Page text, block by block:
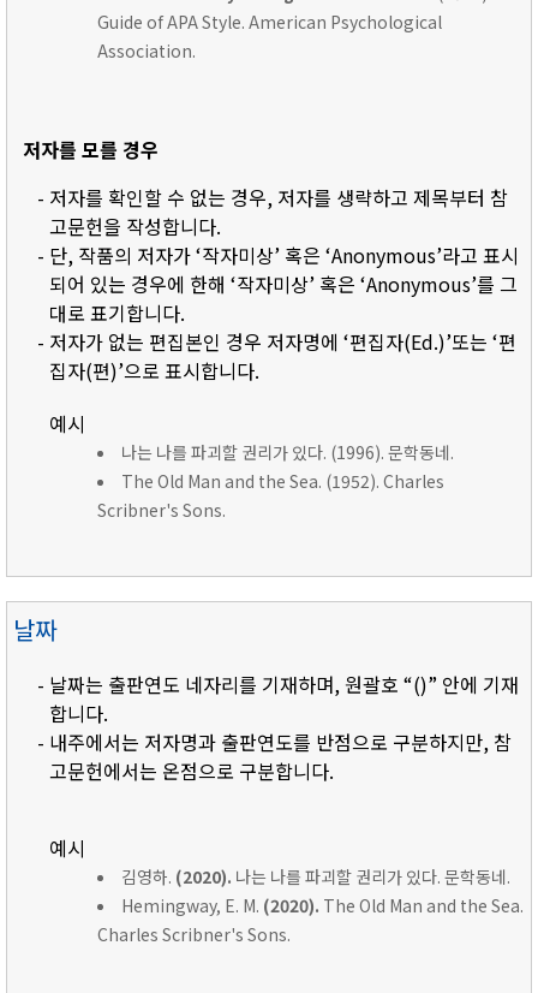
Guide of APA Style. American Psychological
Association.
저자를 모를 경우
- 저자를 확인할 수 없는 경우, 저자를 생략하고 제목부터 참
고문헌을 작성합니다.
- 단, 작품의 저자가 ‘작자미상’ 혹은 ‘Anonymous’라고 표시
되어 있는 경우에 한해 ‘작자미상’ 혹은 ‘Anonymous’를 그
대로 표기합니다.
- 저자가 없는 편집본인 경우 저자명에 ‘편집자(Ed.)’또는 ‘편
집자(편)’으로 표시합니다.
예시
나는 나를 파괴할 권리가 있다. (1996). 문학동네.
The Old Man and the Sea. (1952). Charles
Scribner's Sons.
날짜
- 날짜는 출판연도 네자리를 기재하며, 원괄호 “()” 안에 기재
합니다.
- 내주에서는 저자명과 출판연도를 반점으로 구분하지만, 참
고문헌에서는 온점으로 구분합니다.
예시
김영하. (2020). 나는 나를 파괴할 권리가 있다. 문학동네.
Hemingway, E. M. (2020). The Old Man and the Sea.
Charles Scribner's Sons.